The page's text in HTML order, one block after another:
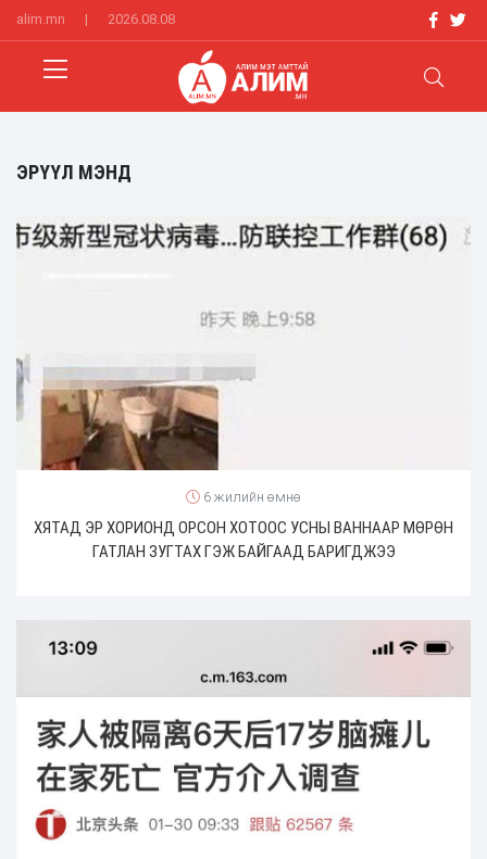
alim.mn | 2026.08.08
ЭРҮҮЛ МЭНД
6 жилийн өмнө
ХЯТАД ЭР ХОРИОНД ОРСОН ХОТООС УСНЫ ВАННААР МӨРӨН
ГАТЛАН ЗУГТАХ ГЭЖ БАЙГААД БАРИГДЖЭЭ